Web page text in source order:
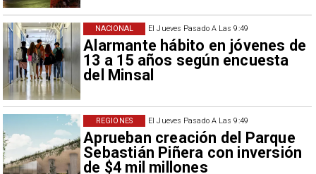
El Jueves Pasado A Las 9:49
Alarmante hábito en jóvenes de
13 a 15 años según encuesta
del Minsal
NACIONAL
El Jueves Pasado A Las 9:49
Aprueban creación del Parque
Sebastián Piñera con inversión
de $4 mil millones
REGIONES